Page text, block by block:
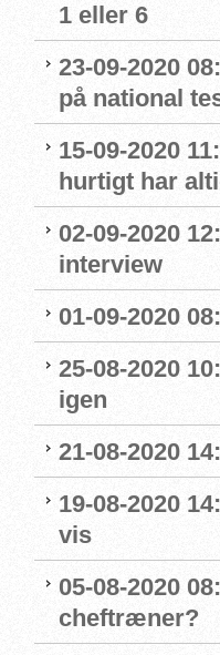
1 eller 6
23-09-2020
på national
15-09-2020
hurtigt har
02-09-2020
interview
01-09-2020
25-08-2020
igen
21-08-2020
19-08-2020
vis
05-08-2020
cheftræner?